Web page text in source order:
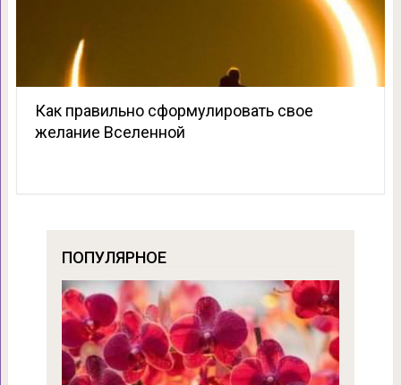
Как правильно сформулировать свое
желание Вселенной
ПОПУЛЯРНОЕ